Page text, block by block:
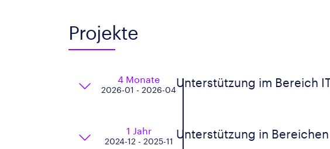
Projekte
4 Monate
2026-01 - 2026-04
Unterstützung im Bereich
1 Jahr
2024-12 - 2025-11
Unterstützung in